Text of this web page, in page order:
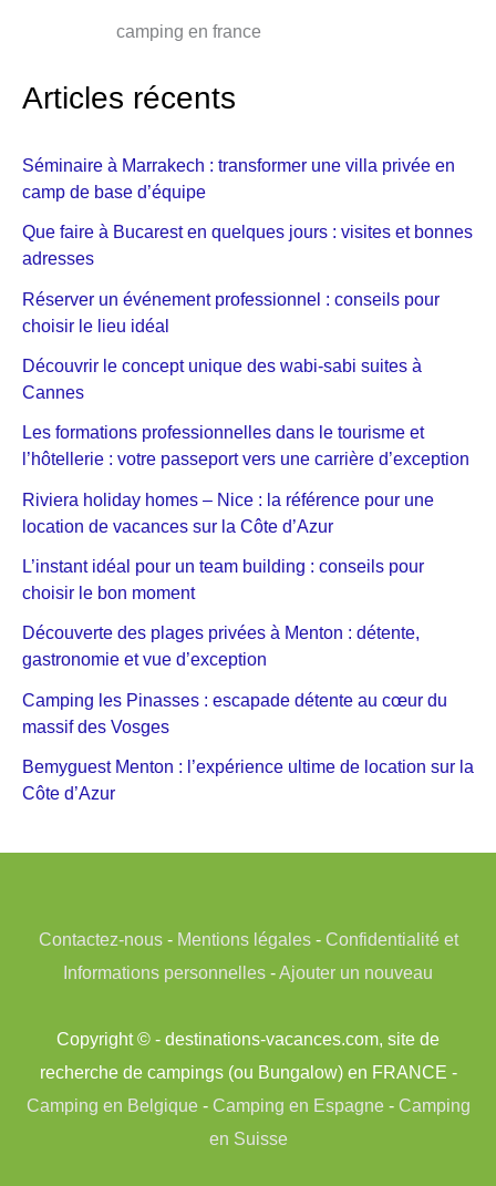
camping en france
Articles récents
Séminaire à Marrakech : transformer une villa privée en
camp de base d’équipe
Que faire à Bucarest en quelques jours : visites et bonnes
adresses
Réserver un événement professionnel : conseils pour
choisir le lieu idéal
Découvrir le concept unique des wabi-sabi suites à
Cannes
Les formations professionnelles dans le tourisme et
l’hôtellerie : votre passeport vers une carrière d’exception
Riviera holiday homes – Nice : la référence pour une
location de vacances sur la Côte d’Azur
L’instant idéal pour un team building : conseils pour
choisir le bon moment
Découverte des plages privées à Menton : détente,
gastronomie et vue d’exception
Camping les Pinasses : escapade détente au cœur du
massif des Vosges
Bemyguest Menton : l’expérience ultime de location sur la
Côte d’Azur
Contactez-nous- Mentions légales- Confidentialité et
Informations personnelles -Ajouter un nouveau
Copyright © - destinations-vacances.com, site de
recherche de campings (ou Bungalow) en FRANCE -
Camping en Belgique- Camping en Espagne- Camping
en Suisse